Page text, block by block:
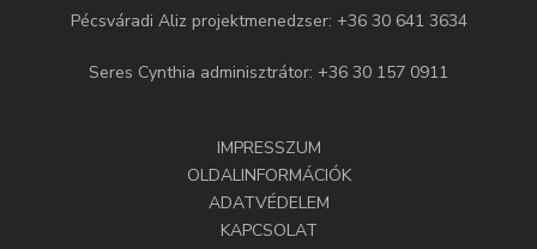
Pécsváradi Aliz projektmenedzser: +36 30 641 3634
Seres Cynthia adminisztrátor: +36 30 157 0911
IMPRESSZUM
OLDALINFORMÁCIÓK
ADATVÉDELEM
KAPCSOLAT